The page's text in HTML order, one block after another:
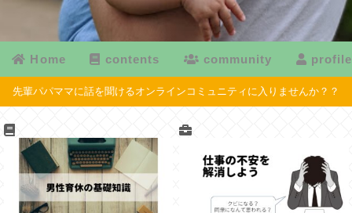
Home contents community profile
先輩パパママに話を聞けるオンラインコミュニティに入りませんか？？